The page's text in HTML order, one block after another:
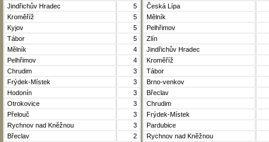
Jindřichův Hradec
5
Kroměříž
5
Kyjov
5
Tábor
5
Mělník
4
Pelhřimov
4
Chrudim
3
Frýdek-Místek
3
Hodonín
3
Otrokovice
3
Přelouč
3
Rychnov nad Kněžnou
3
Břeclav
2
Česká Lípa
Mělník
Pelhřimov
Zlín
Jindřichův Hradec
Kroměříž
Tábor
Brno-venkov
Břeclav
Chrudim
Frýdek-Místek
Pardubice
Rychnov nad Kněžnou